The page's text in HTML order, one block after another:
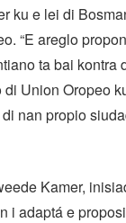
ku e lei di
“E areglo
ta bai
Union Oropeo
nan propio
Kamer,
i adaptá e